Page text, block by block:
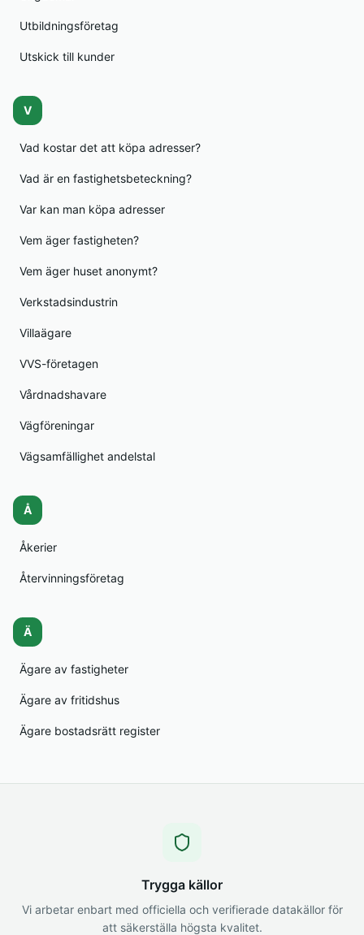
Utbildningsföretag
Utskick till kunder
V
Vad kostar det att köpa adresser?
Vad är en fastighetsbeteckning?
Var kan man köpa adresser
Vem äger fastigheten?
Vem äger huset anonymt?
Verkstadsindustrin
Villaägare
VVS-företagen
Vårdnadshavare
Vägföreningar
Vägsamfällighet andelstal
Å
Åkerier
Återvinningsföretag
Ä
Ägare av fastigheter
Ägare av fritidshus
Ägare bostadsrätt register
Trygga källor
Vi arbetar enbart med officiella och verifierade datakällor för
att säkerställa högsta kvalitet.